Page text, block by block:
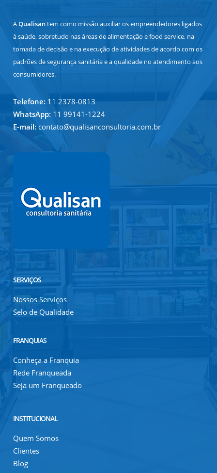
AQualisantem como missão auxiliar os empreendedores ligados
à saúde, sobretudo nas áreas de alimentação e food service, na
tomada de decisão e na execução de atividades de acordo com os
padrões de segurança sanitária e a qualidade no atendimento aos
consumidores.
Telefone:11 2378-0813
WhatsApp:11 99141-1224
E-mail: contato@qualisanconsultoria.com.br
SERVIÇOS
Nossos Serviços
Selo de Qualidade
FRANQUIAS
Conheça a Franquia
Rede Franqueada
Seja um Franqueado
INSTITUCIONAL
Quem Somos
Clientes
Blog